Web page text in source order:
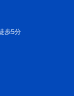
歩5分